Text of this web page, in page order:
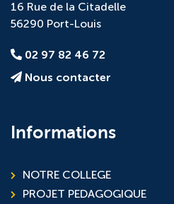
16 Rue de la Citadelle
56290 Port-Louis
02 97 82 46 72
Nous contacter
Informations
NOTRE COLLEGE
PROJET PEDAGOGIQUE